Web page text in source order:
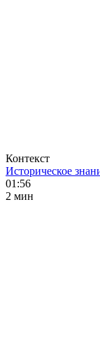
Контекст
Историческое
01:56
2 мин